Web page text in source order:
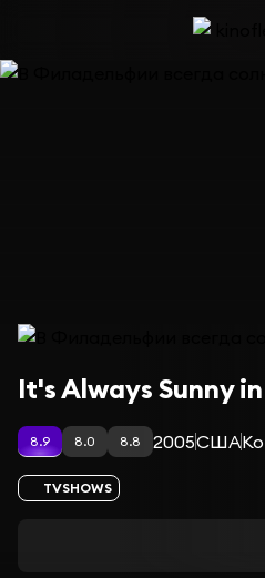
Сериал В Филадельфии
It's Always Sunny
8.9 8.0 8.8 2005США
TVSHOWS